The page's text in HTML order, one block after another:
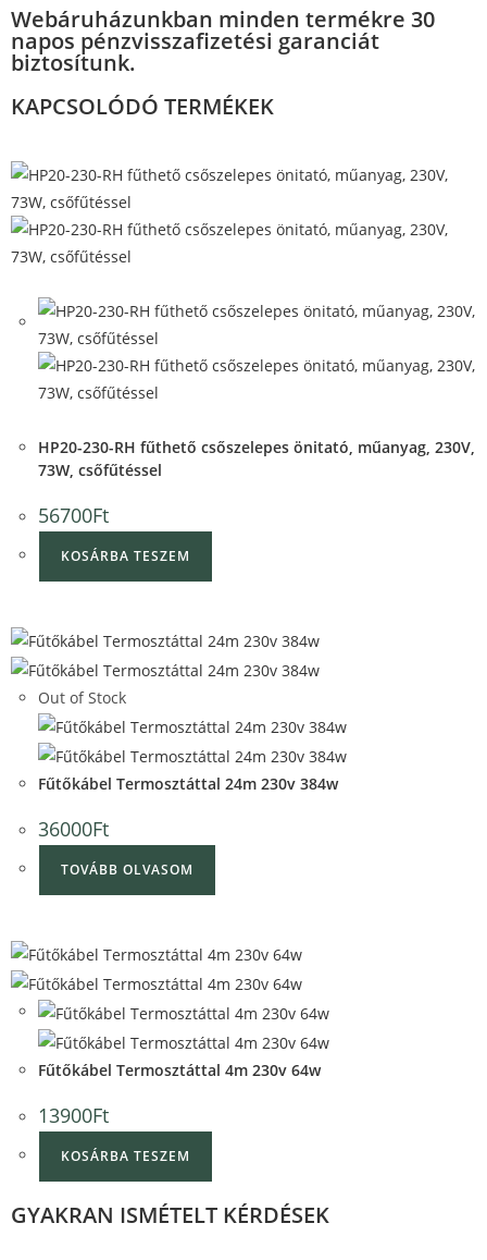
Webáruházunkban minden termékre 30
napos pénzvisszafizetési garanciát
biztosítunk.
KAPCSOLÓDÓ TERMÉKEK
HP20-230-RH fűthető csőszelepes önitató, műanyag, 230V,
73W, csőfűtéssel
56700Ft
KOSÁRBA TESZEM
Out of Stock
Fűtőkábel Termosztáttal 24m 230v 384w
36000Ft
TOVÁBB OLVASOM
Fűtőkábel Termosztáttal 4m 230v 64w
13900Ft
KOSÁRBA TESZEM
GYAKRAN ISMÉTELT KÉRDÉSEK